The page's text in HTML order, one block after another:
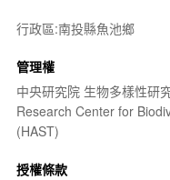
行政區:南投縣魚池鄉
管理權
中央研究院 生物多樣性研
Research Center for
(HAST)
授權條款